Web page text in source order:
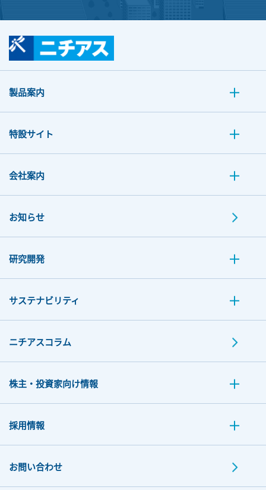
製品案内
特設サイト
会社案内
お知らせ
研究開発
サステナビリティ
ニチアスコラム
株主・投資家向け情報
採用情報
お問い合わせ